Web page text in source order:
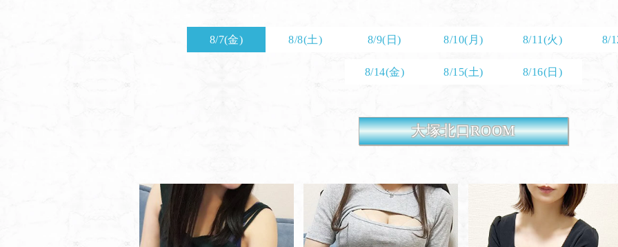
8/7(金) 8/8(土) 8/9(日) 8/10(月) 8/11(火) 8/
8/14(金) 8/15(土) 8/16(日)
大塚北口ROOM